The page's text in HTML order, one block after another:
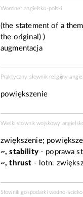
Wordnet angielsko-polski
(the statement of a
the original) )
augmentacja
Praktyczny słownik religijny
powiększenie
Wielki słownik wojskowy
zwiększenie;
~, stability- poprawa
~, thrust - lotn.
Słownik gospodarki wodno-